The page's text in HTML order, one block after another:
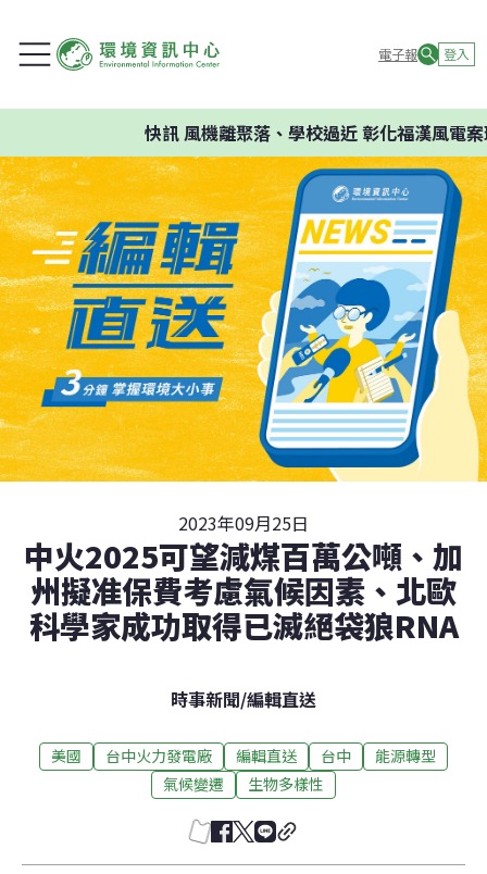
電子報 登入
快訊風機離聚落、學校過近 彰化福漢風電案環
2023年09月25日
中火2025可望減煤百萬公噸、加
州擬准保費考慮氣候因素、北歐
科學家成功取得已滅絕袋狼RNA
時事新聞/編輯直送
美國 台中火力發電廠 編輯直送 台中
能源轉型
氣候變遷
生物多樣性